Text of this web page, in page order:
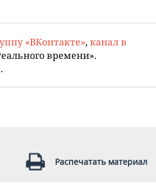
«ВКонтакте», канал в
времени».
.
Распечатать материал